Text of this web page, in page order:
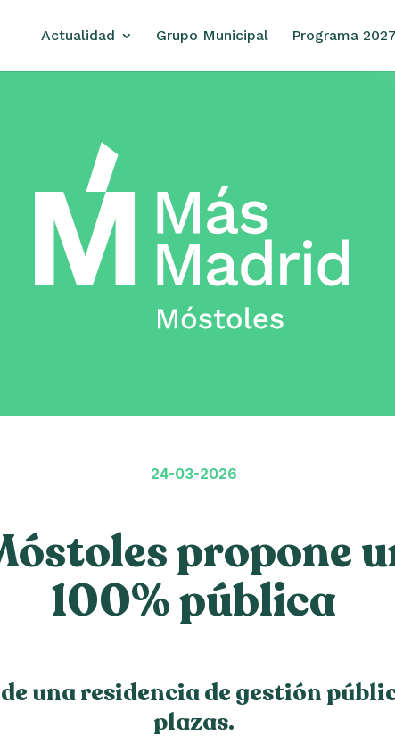
Actualidad Grupo Municipal Programa 2027
24-03-2026
propone
100% pública
una residencia de gestión
plazas.